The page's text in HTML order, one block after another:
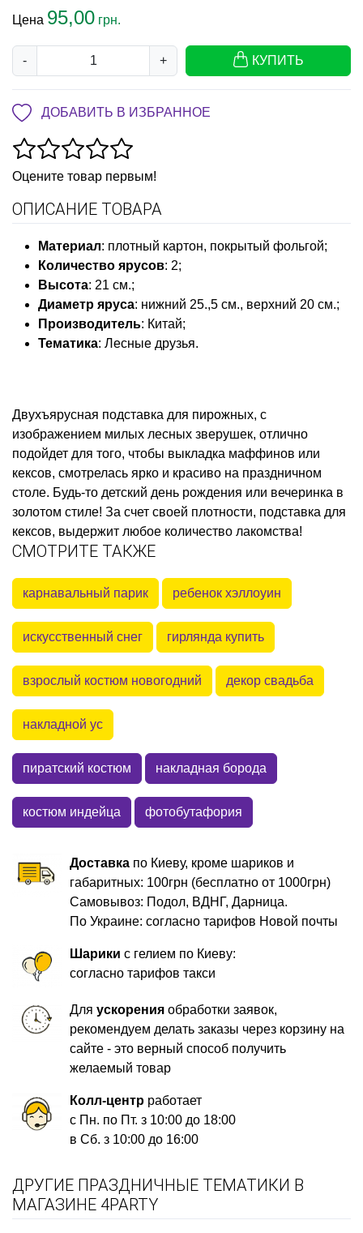
Цена 95,00 грн.
- + КУПИТЬ
ДОБАВИТЬ В ИЗБРАННОЕ
Оцените товар первым!
ОПИСАНИЕ ТОВАРА
Материал: плотный картон, покрытый фольгой;
Количество ярусов: 2;
Высота: 21 см.;
Диаметр яруса: нижний 25.,5 см., верхний 20 см.;
Производитель: Китай;
Тематика: Лесные друзья.
Двухъярусная подставка для пирожных, с
изображением милых лесных зверушек, отлично
подойдет для того, чтобы выкладка маффинов или
кексов, смотрелась ярко и красиво на праздничном
столе. Будь-то детский день рождения или вечеринка в
золотом стиле! За счет своей плотности, подставка для
кексов, выдержит любое количество лакомства!
СМОТРИТЕ ТАКЖЕ
карнавальный парик ребенок хэллоуин
искусственный снег гирлянда купить
взрослый костюм новогодний декор свадьба
накладной ус
пиратский костюм накладная борода
костюм индейца фотобутафория
Доставка по Киеву, кроме шариков и
габаритных: 100грн (бесплатно от 1000грн)
Самовывоз: Подол, ВДНГ, Дарница.
По Украине: согласно тарифов Новой почты
Шарики с гелием по Киеву:
согласно тарифов такси
Дляускорения обработки заявок,
рекомендуем делать заказы через корзину на
сайте - это верный способ получить
желаемый товар
Колл-центр работает
с Пн. по Пт. з 10:00 до 18:00
в Сб. з 10:00 до 16:00
ДРУГИЕ ПРАЗДНИЧНЫЕ ТЕМАТИКИ В
МАГАЗИНЕ 4PARTY